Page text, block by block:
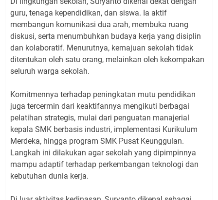
guru, tenaga kependidikan, dan siswa. Ia aktif
membangun komunikasi dua arah, membuka ruang
diskusi, serta menumbuhkan budaya kerja yang disiplin
dan kolaboratif. Menurutnya, kemajuan sekolah tidak
ditentukan oleh satu orang, melainkan oleh kekompakan
seluruh warga sekolah.
Komitmennya terhadap peningkatan mutu pendidikan
juga tercermin dari keaktifannya mengikuti berbagai
pelatihan strategis, mulai dari penguatan manajerial
kepala SMK berbasis industri, implementasi Kurikulum
Merdeka, hingga program SMK Pusat Keunggulan.
Langkah ini dilakukan agar sekolah yang dipimpinnya
mampu adaptif terhadap perkembangan teknologi dan
kebutuhan dunia kerja.